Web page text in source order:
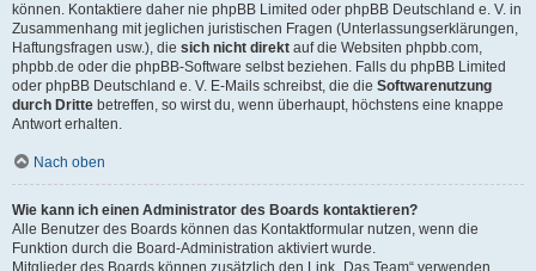
können. Kontaktiere daher nie phpBB Limited oder phpBB Deutschland e. V. in
Zusammenhang mit jeglichen juristischen Fragen (Unterlassungserklärungen,
Haftungsfragen usw.), die sich nicht direkt auf die Websiten phpbb.com,
phpbb.de oder die phpBB-Software selbst beziehen. Falls du phpBB Limited
oder phpBB Deutschland e. V. E-Mails schreibst, die die Softwarenutzung
durch Dritte betreffen, so wirst du, wenn überhaupt, höchstens eine knappe
Antwort erhalten.
Nach oben
Wie kann ich einen Administrator des Boards kontaktieren?
Alle Benutzer des Boards können das Kontaktformular nutzen, wenn die
Funktion durch die Board-Administration aktiviert wurde.
Mitglieder des Boards können zusätzlich den Link „Das Team“ verwenden.